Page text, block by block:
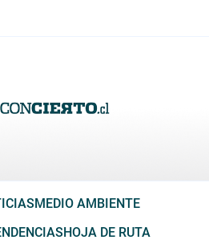
MEDIO AMBIENTE
HOJA DE RUTA